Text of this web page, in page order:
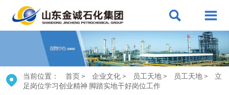
 
 当前位置： 首页 > 企业文化 > 员工天地 > 员工天地 >
立
足岗位学习创业精神 脚踏实地干好岗位工作